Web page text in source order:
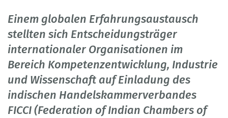
Einem globalen Erfahrungsaustausch
stellten sich Entscheidungsträger
internationaler Organisationen im
Bereich Kompetenzentwicklung, Industrie
und Wissenschaft auf Einladung des
indischen Handelskammerverbandes
FICCI (Federation of Indian Chambers of